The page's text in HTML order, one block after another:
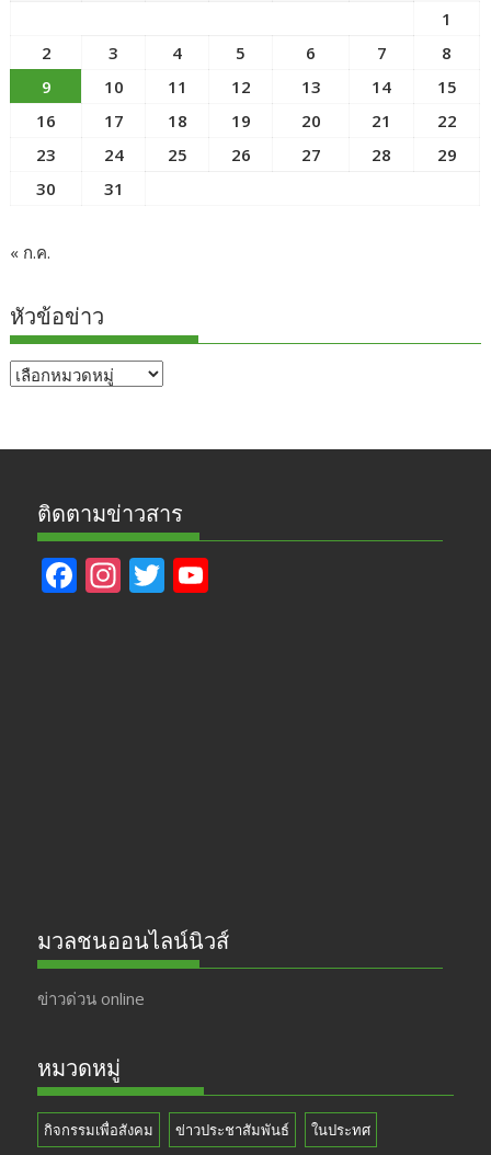
1
2
3 4 5 6 7
8
9
10 11 12 13 14
15
16
17 18 19 20 21
22
23
24 25 26 27 28
29
30
31
« ก.ค.
หัวข้อข่าว
หัวข้อ
ติดตามข่าวสาร
F In T
มวลชนออนไลน์นิวส์
ข่าวด่วน online
หมวดหมู่
กิจกรรมเพื่อสังคม ข่าวประชาสัมพันธ์ ในประทศ